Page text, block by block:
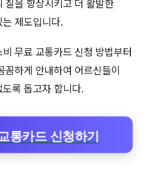
질을 향상시키고 더 활발한
제도입니다.
무료 교통카드 신청 방법부터
꼼하게 안내하여 어르신들이
록 돕고자 합니다.
통카드 신청하기